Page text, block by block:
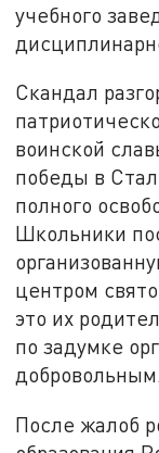
учебного
Скандал
воинской
победы в
полного
Школьники
центром
это их
по задумке
добровольным.
После жалоб